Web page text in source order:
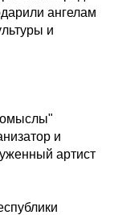
ангелам
и
и
артист